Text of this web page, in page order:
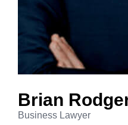
Brian
Business Lawyer